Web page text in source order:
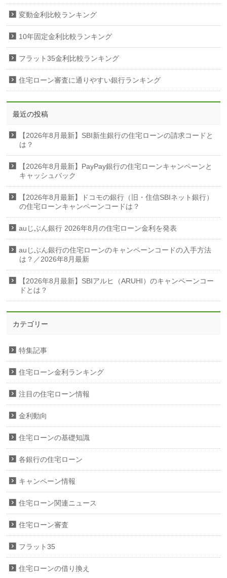
変動金利比較ランキング
10年固定金利比較ランキング
フラット35金利比較ランキング
住宅ローン審査に通りやすい銀行ランキング
最近の投稿
【2026年8月最新】SBI新生銀行の住宅ローンの請求コードと
は？
【2026年8月最新】PayPay銀行の住宅ローンキャンペーンと
キャッシュバック
【2026年8月最新】ドコモの銀行（旧・住信SBIネット銀行）
の住宅ローンキャンペーンコードは？
auじぶん銀行 2026年8月の住宅ローン金利を発表
auじぶん銀行の住宅ローンのキャンペーンコードの入手方法
は？／2026年8月最新
【2026年8月最新】SBIアルヒ（ARUHI）のキャンペーンコー
ドとは？
カテゴリー
特集記事
住宅ローン金利ランキング
注目の住宅ローン情報
金利動向
住宅ローンの基礎知識
各銀行の住宅ローン
キャンペーン情報
住宅ローン関連ニュース
住宅ローン審査
フラット35
住宅ローンの借り換え